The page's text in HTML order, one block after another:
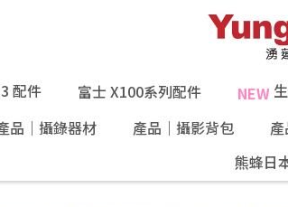
配件 富士 X100系列配件 NEW
品｜攝錄器材 產品｜攝影背包
熊蜂日